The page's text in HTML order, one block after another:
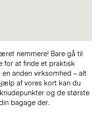
nemmere! Bare gå til
for at finde et praktisk
anden virksomhed – alt
af vores kort kan du
og de største
bagage der.